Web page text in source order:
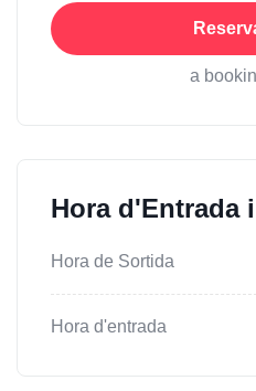
a
Hora d'Entrada
Hora de Sortida
Hora d'entrada